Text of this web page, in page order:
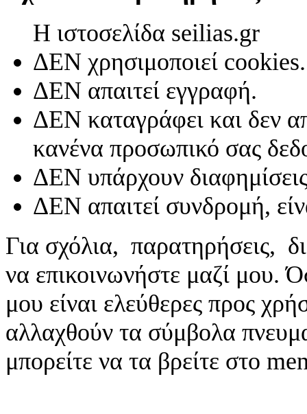
Η ιστοσελίδα seilias.gr
ΔΕΝ χρησιμοποιεί cookies.
ΔΕΝ απαιτεί εγγραφή.
ΔΕΝ καταγράφει και δεν
κανένα προσωπικό σας
ΔΕΝ υπάρχουν
ΔΕΝ απαιτεί συνδρομή,
Για σχόλια, παρατηρήσεις,
να επικοινωνήστε μαζί μου.
μου είναι ελεύθερες προς
αλλαχθούν τα σύμβολα
μπορείτε να τα βρείτε στο